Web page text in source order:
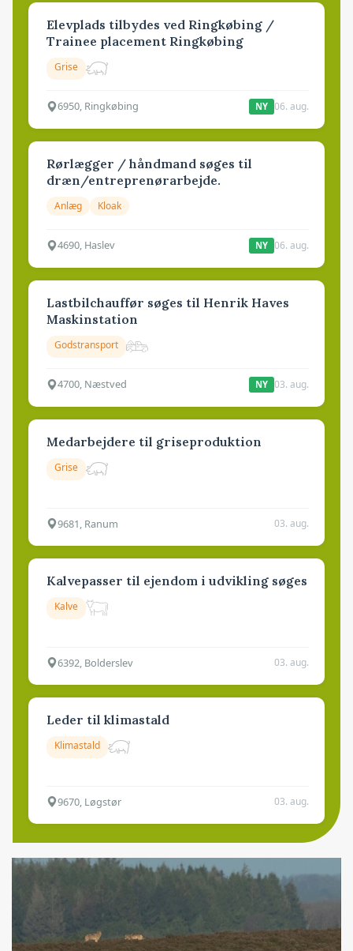
Elevplads tilbydes ved Ringkøbing /
Trainee placement Ringkøbing
Grise
6950, Ringkøbing NY 06. aug.
Rørlægger / håndmand søges til
dræn/entreprenørarbejde.
Anlæg Kloak
4690, Haslev NY 06. aug.
Lastbilchauffør søges til Henrik Haves
Maskinstation
Godstransport
4700, Næstved NY 03. aug.
Medarbejdere til griseproduktion
Grise
9681, Ranum 03. aug.
Kalvepasser til ejendom i udvikling søges
Kalve
6392, Bolderslev 03. aug.
Leder til klimastald
Klimastald
9670, Løgstør 03. aug.